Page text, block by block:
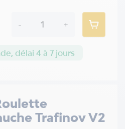
Trafinov V2
- +
délai 4 à 7 jours